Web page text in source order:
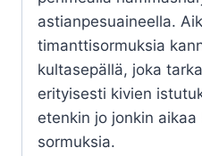
astianpesuaineella.
timanttisormuksia
kultasepällä, joka
erityisesti kivien
etenkin jo jonkin
sormuksia.